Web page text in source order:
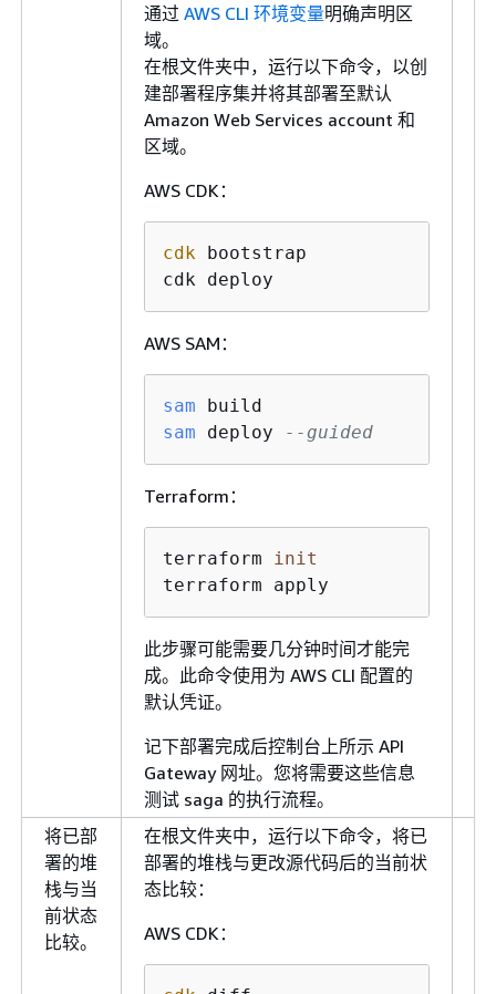
通过 AWS CLI 环境变量明确声明区
域。
在根文件夹中，运行以下命令，以创
建部署程序集并将其部署至默认
Amazon Web Services account 和
区域。
AWS CDK：
cdk bootstrap
cdk deploy
AWS SAM：
sam
sam deploy --guided
Terraform：
terraform init
terraform apply
此步骤可能需要几分钟时间才能完
成。此命令使用为 AWS CLI 配置的
默认凭证。
记下部署完成后控制台上所示 API
Gateway 网址。您将需要这些信息
测试 saga 的执行流程。
将已部
署的堆
栈与当
前状态
比较。
在根文件夹中，运行以下命令，将已
部署的堆栈与更改源代码后的当前状
态比较：
AWS CDK：